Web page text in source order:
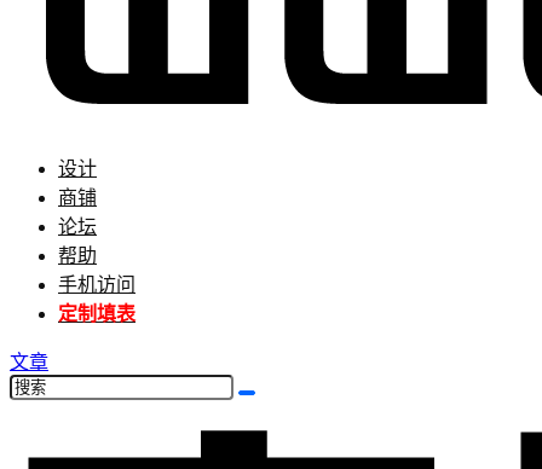
设计
商铺
论坛
帮助
手机访问
定制填表
文章